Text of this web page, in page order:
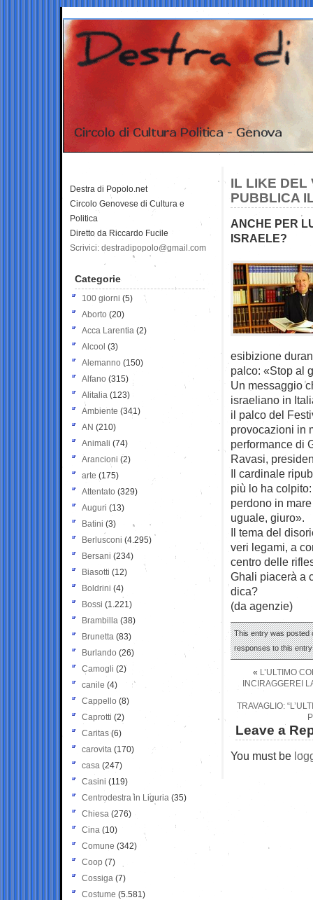
IL LIKE DEL
PUBBLICA
ANCHE PER
ISRAELE?
esibizione
palco: «Stop al
Un messaggio
israeliano in
il palco del
provocazioni in
performance di
Ravasi,
Il cardinale
più lo ha
perdono in
uguale, giuro».
Il tema del
veri legami, a
centro delle
Ghali piacerà a
dica?
(da agenzie)
This entry was posted
responses to this
« L’ULTIMO
INCIRAGGEREI
TRAVAGLIO:
Leave a
You must be
Destra di Popolo.net
Circolo Genovese di Cultura e
Politica
Diretto da Riccardo Fucile
Scrivici: destradipopolo@gmail.com
Categorie
100 giorni (5)
Aborto (20)
Acca Larentia (2)
Alcool (3)
Alemanno (150)
Alfano (315)
Alitalia (123)
Ambiente (341)
AN (210)
Animali (74)
Arancioni (2)
arte (175)
Attentato (329)
Auguri (13)
Batini (3)
Berlusconi (4.295)
Bersani (234)
Biasotti (12)
Boldrini (4)
Bossi (1.221)
Brambilla (38)
Brunetta (83)
Burlando (26)
Camogli (2)
canile (4)
Cappello (8)
Caprotti (2)
Caritas (6)
carovita (170)
casa (247)
Casini (119)
Centrodestra in Liguria (35)
Chiesa (276)
Cina (10)
Comune (342)
Coop (7)
Cossiga (7)
Costume (5.581)